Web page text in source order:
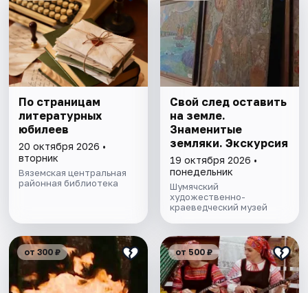
По страницам
литературных
юбилеев
20 октября 2026 •
вторник
Вяземская центральная
районная библиотека
Свой след оставить
на земле.
Знаменитые
земляки. Экскурсия
19 октября 2026 •
понедельник
Шумячский
художественно-
краеведческий музей
от 300 ₽ от 500 ₽